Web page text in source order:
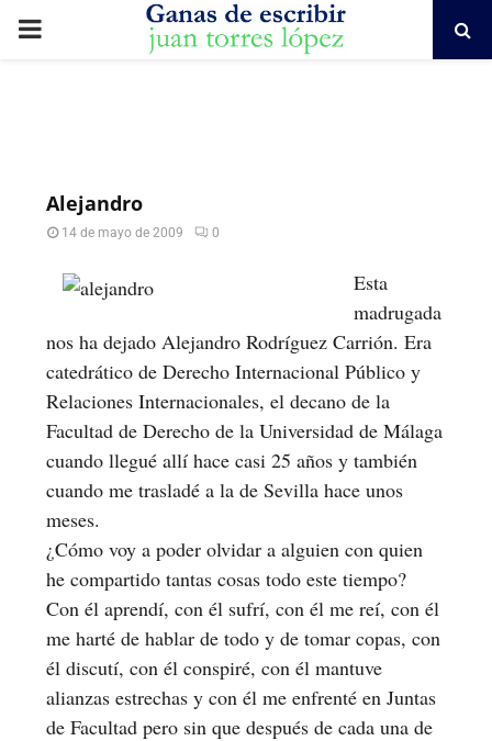
PRIMARY
Alejandro
14 de mayo de 2009 0
Esta
madrugada
nos ha dejado Alejandro Rodríguez Carrión. Era
catedrático de Derecho Internacional Público y
Relaciones Internacionales, el decano de la
Facultad de Derecho de la Universidad de Málaga
cuando llegué allí hace casi 25 años y también
cuando me trasladé a la de Sevilla hace unos
meses.
¿Cómo voy a poder olvidar a alguien con quien
he compartido tantas cosas todo este tiempo?
Con él aprendí, con él sufrí, con él me reí, con él
me harté de hablar de todo y de tomar copas, con
él discutí, con él conspiré, con él mantuve
alianzas estrechas y con él me enfrenté en Juntas
de Facultad pero sin que después de cada una de